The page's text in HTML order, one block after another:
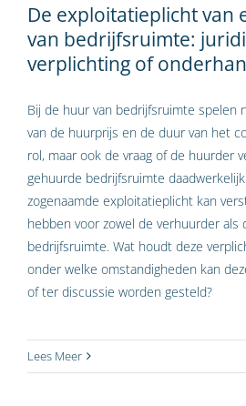
De exploitatieplicht van
van bedrijfsruimte:
verplichting of
Bij de huur van bedrijfsruimte spelen
van de huurprijs en de duur van het
rol, maar ook de vraag of de huurder
gehuurde bedrijfsruimte
zogenaamde exploitatieplicht kan
hebben voor zowel de verhuurder als
bedrijfsruimte. Wat houdt deze
onder welke omstandigheden kan
of ter discussie worden gesteld?
Lees Meer